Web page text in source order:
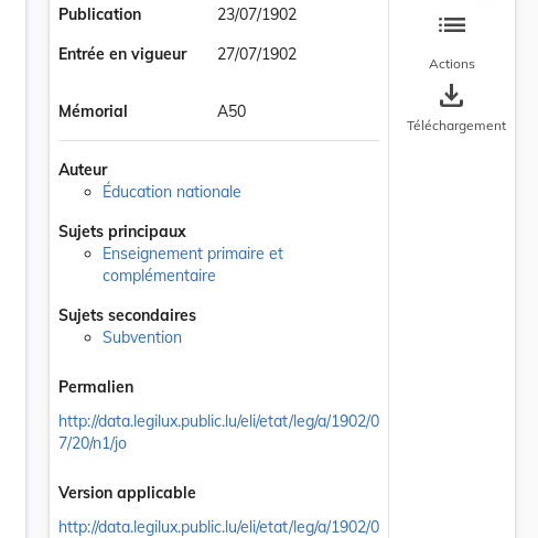
Publication
23/07/1902
Entrée en vigueur
27/07/1902
Mémorial A50
Auteur
Éducation nationale
Sujets principaux
Enseignement primaire et
complémentaire
Sujets secondaires
Subvention
Permalien
http://data.legilux.public.lu/eli/etat/leg/a/1902/0
7/20/n1/jo
Version applicable
http://data.legilux.public.lu/eli/etat/leg/a/1902/0
list
Actions
save_alt
Téléchargement